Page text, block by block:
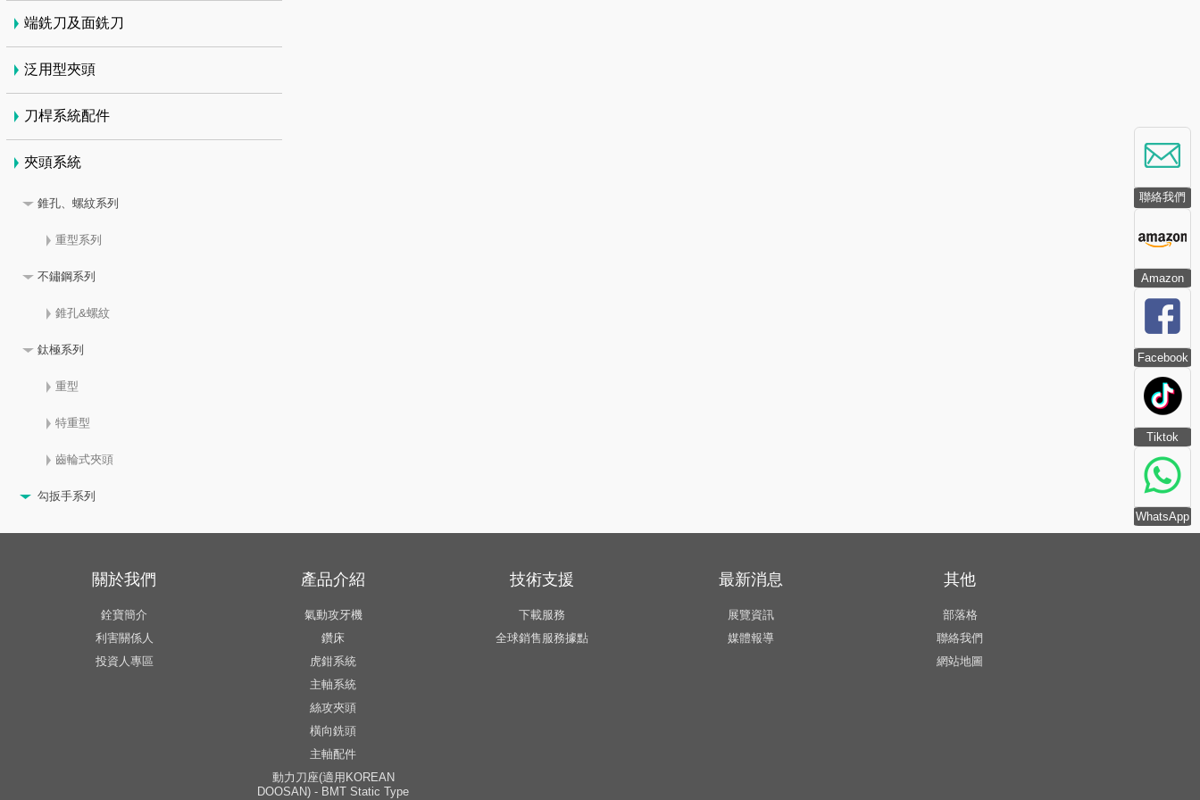
聯絡我們
Amazon
Facebook
Tiktok
WhatsApp
端銑刀及面銑刀
泛用型夾頭
刀桿系統配件
夾頭系統
錐孔、螺紋系列
重型系列
不鏽鋼系列
錐孔&螺紋
鈦極系列
重型
特重型
齒輪式夾頭
勾扳手系列
關於我們
銓寶簡介
利害關係人
投資人專區
產品介紹
氣動攻牙機
鑽床
虎鉗系統
主軸系統
絲攻夾頭
橫向銑頭
主軸配件
動力刀座(適用KOREAN
DOOSAN) - BMT Static Type
技術支援
下載服務
全球銷售服務據點
最新消息
展覽資訊
媒體報導
其他
部落格
聯絡我們
網站地圖